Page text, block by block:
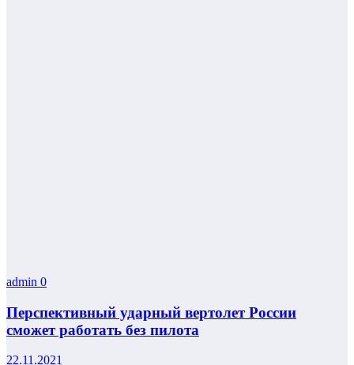
admin 0
Перспективный ударный вертолет России
сможет работать без пилота
22.11.2021